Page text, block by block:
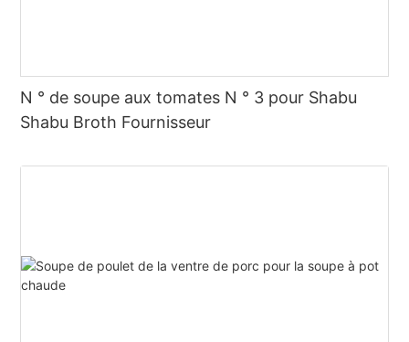
N ° de soupe aux tomates N ° 3 pour Shabu
Shabu Broth Fournisseur